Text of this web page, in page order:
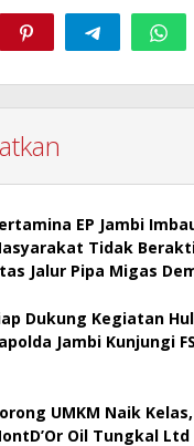
EP Jambi
Tidak
Jalur Pipa Migas
Dukung Kegiatan
Jambi Kunjungi
UMKM Naik
Oil Tungkal